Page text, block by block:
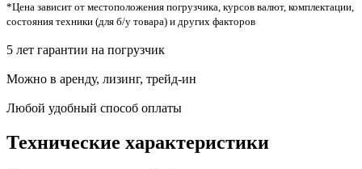
*Цена зависит от местоположения погрузчика, курсов валют, комплектации,
состояния техники (для б/у товара) и других факторов
5 лет гарантии на погрузчик
Можно в аренду, лизинг, трейд-ин
Любой удобный способ оплаты
Технические характеристики